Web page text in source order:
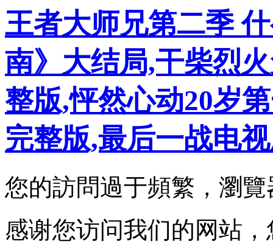
王者大师兄第二季
南》大结局,干柴烈
整版,怦然心动20岁
完整版,最后一战电
您的訪問過于頻繁，瀏
感谢您访问我们的网站